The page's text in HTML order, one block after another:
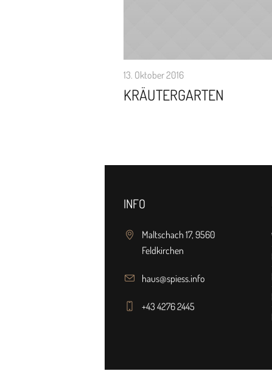
13. Oktober 2016
KRÄUTERGARTEN
INFO
Maltschach 17, 9560
Feldkirchen
haus@spiess.info
+43 4276 2445